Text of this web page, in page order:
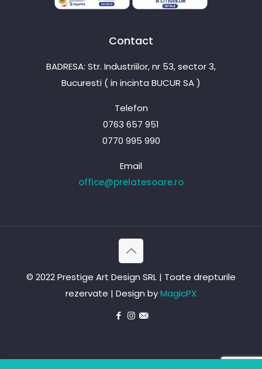
Contact
BADRESA: Str. Industriilor, nr 53, sector 3,
Bucuresti ( in incinta BUCUR SA )
Telefon
0763 657 951
0770 995 990
Email
office@prelatesoare.ro
© 2022 Prestige Art Design SRL | Toate drepturile
rezervate | Design byMagicPX